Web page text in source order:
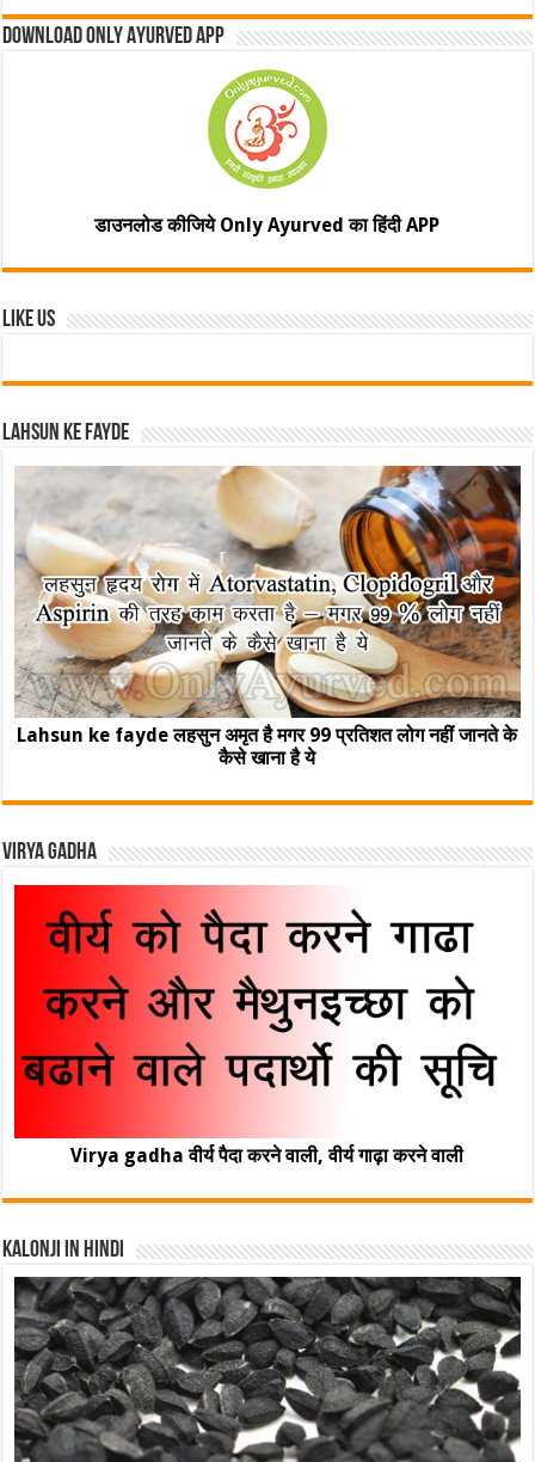
Download Only Ayurved App
डाउनलोड कीजिये Only Ayurved का हिंदी APP
Like Us
Lahsun ke fayde
Lahsun ke fayde लहसुन अमृत है मगर 99 प्रतिशत लोग नहीं जानते के
कैसे खाना है ये
Virya Gadha
Virya gadha वीर्य पैदा करने वाली, वीर्य गाढ़ा करने वाली
Kalonji In Hindi